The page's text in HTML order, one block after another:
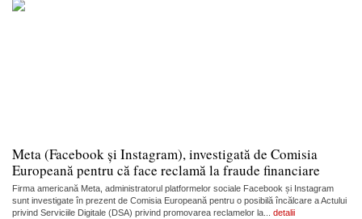
Meta (Facebook și Instagram), investigată de Comisia
Europeană pentru că face reclamă la fraude financiare
Firma americană Meta, administratorul platformelor sociale Facebook și Instagram
sunt investigate în prezent de Comisia Europeană pentru o posibilă încălcare a Actului
privind Serviciile Digitale (DSA) privind promovarea reclamelor la... detalii